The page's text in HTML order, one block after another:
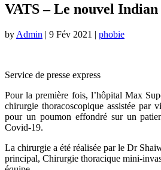
VATS – Le nouvel Indian
by Admin | 9 Fév 2021 | phobie
Service de presse express
Pour la première fois, l’hôpital Max
chirurgie thoracoscopique assistée par
pour un poumon effondré sur un
Covid-19.
La chirurgie a été réalisée par le Dr
principal, Chirurgie thoracique mini-